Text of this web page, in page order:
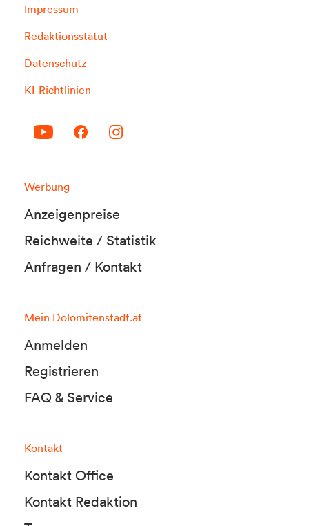
Impressum
Redaktionsstatut
Datenschutz
KI-Richtlinien
Werbung
Anzeigenpreise
Reichweite / Statistik
Anfragen / Kontakt
Mein Dolomitenstadt.at
Anmelden
Registrieren
FAQ & Service
Kontakt
Kontakt Office
Kontakt Redaktion